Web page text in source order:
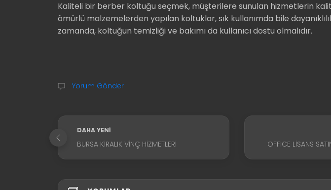
Kaliteli bir berber koltuğu seçmek, müşterilere sunulan hizmetlerin
ömürlü malzemelerden yapılan koltuklar, sık kullanımda bile
zamanda, koltuğun temizliği ve bakımı da kullanıcı dostu olmalıdır.
Yorum Gönder
DAHA YENI
BURSA KIRALIK VINÇ HIZMETLERI OFFICE LISANS